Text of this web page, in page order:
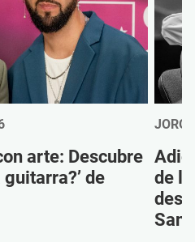
arte: Descubre
de
de
Sanz